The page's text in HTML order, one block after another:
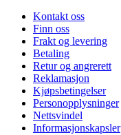
Kontakt oss
Finn oss
Frakt og levering
Betaling
Retur og angrerett
Reklamasjon
Kjøpsbetingelser
Personopplysninger
Nettsvindel
Informasjonskapsler